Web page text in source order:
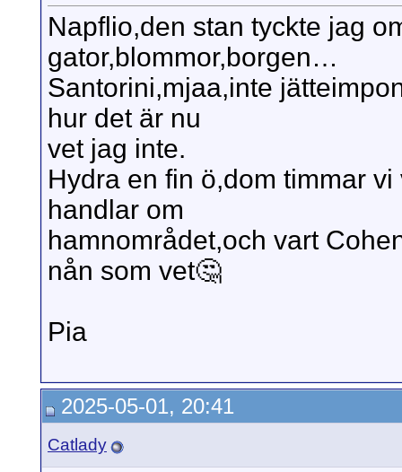
Napflio,den stan tyckte jag
gator,blommor,borgen…
Santorini,mjaa,inte
hur det är nu
vet jag inte.
Hydra en fin ö,dom timmar
handlar om
hamnområdet,och vart
nån som vet🤔
Pia
2025-05-01, 20:41
Catlady